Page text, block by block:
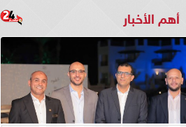
أهم الأخبار